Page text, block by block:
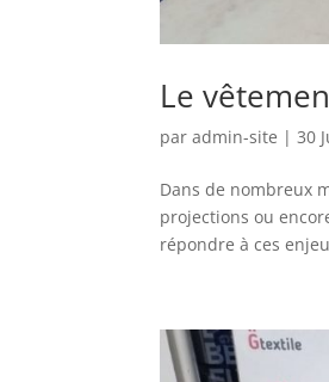
Le
paradmin-site |30
Dans de nombreux
projections ou
répondre à ces